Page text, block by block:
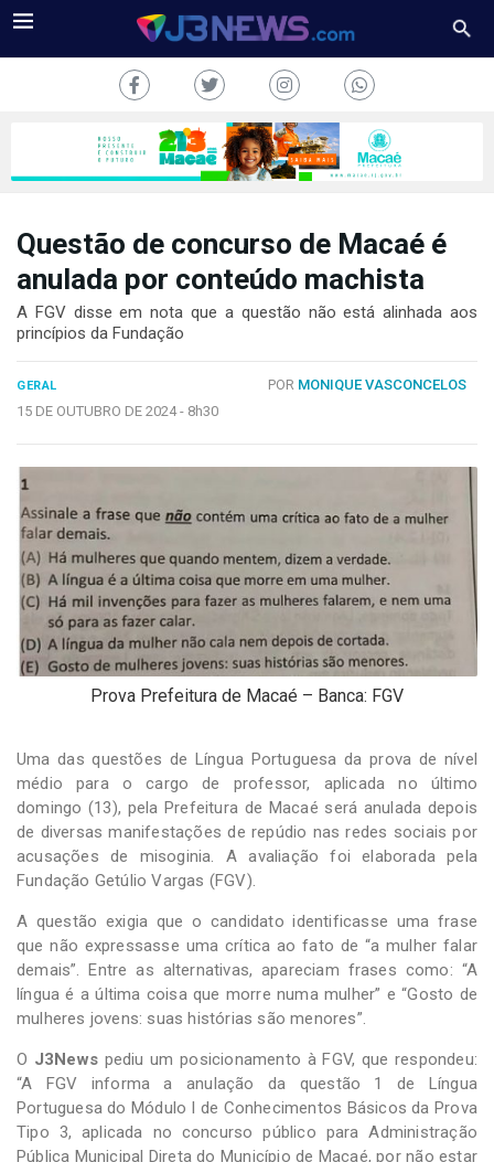
J3NEWS
FALE
CONOSCO
2024
Desenvolvido
por
Hesea
Tecnologia
Sistemas
Questão de concurso de Macaé é
anulada por conteúdo machista
A FGV disse em nota que a questão não está alinhada aos
princípios da Fundação
GERAL POR MONIQUE VASCONCELOS
15 DE OUTUBRO DE 2024 - 8h30
Prova Prefeitura de Macaé – Banca: FGV
Uma das questões de Língua Portuguesa da prova de nível
médio para o cargo de professor, aplicada no último
domingo (13), pela Prefeitura de Macaé será anulada depois
de diversas manifestações de repúdio nas redes sociais por
acusações de misoginia. A avaliação foi elaborada pela
Fundação Getúlio Vargas (FGV).
A questão exigia que o candidato identificasse uma frase
que não expressasse uma crítica ao fato de “a mulher falar
demais”. Entre as alternativas, apareciam frases como: “A
língua é a última coisa que morre numa mulher” e “Gosto de
mulheres jovens: suas histórias são menores”.
O J3News pediu um posicionamento à FGV, que respondeu:
“A FGV informa a anulação da questão 1 de Língua
Portuguesa do Módulo I de Conhecimentos Básicos da Prova
Tipo 3, aplicada no concurso público para Administração
Pública Municipal Direta do Município de Macaé, por não estar